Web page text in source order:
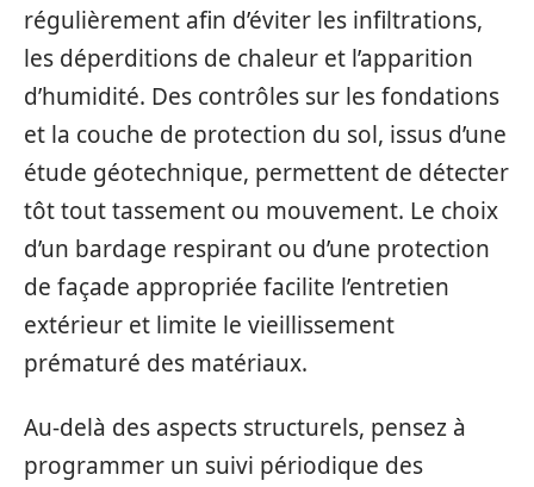
régulièrement afin d’éviter les infiltrations,
les déperditions de chaleur et l’apparition
d’humidité. Des contrôles sur les fondations
et la couche de protection du sol, issus d’une
étude géotechnique, permettent de détecter
tôt tout tassement ou mouvement. Le choix
d’un bardage respirant ou d’une protection
de façade appropriée facilite l’entretien
extérieur et limite le vieillissement
prématuré des matériaux.
Au-delà des aspects structurels, pensez à
programmer un suivi périodique des